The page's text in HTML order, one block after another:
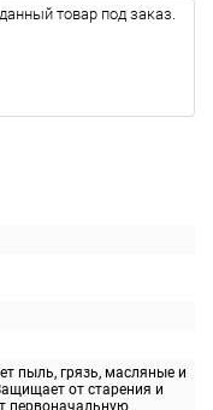
пыль, грязь, масляные и
от старения и
первоначальную
товар под заказ.